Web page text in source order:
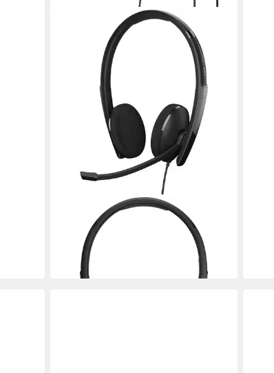
Headset ADAPT 160T USB-A II
1000901 Kopfhörer
ab 48,42 €
in 4-5 Werktagen bei dir